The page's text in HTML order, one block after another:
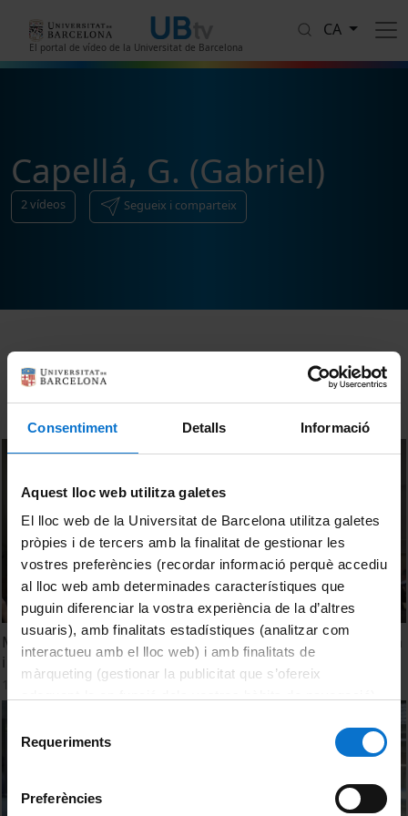
Consentiment Detalls Informació
Aquest lloc web utilitza galetes
El lloc web de la Universitat de Barcelona utilitza galetes
pròpies i de tercers amb la finalitat de gestionar les
vostres preferències (recordar informació perquè accediu
al lloc web amb determinades característiques que
puguin diferenciar la vostra experiència de la d’altres
usuaris), amb finalitats estadístiques (analitzar com
interactueu amb el lloc web) i amb finalitats de
màrqueting (gestionar la publicitat que s’ofereix
consultar laPolítica de galetes del lloc web de la
Requeriments
Preferències
El portal de vídeo de la Universitat de Barcelona
CA
Capellá, G. (Gabriel)
2vídeos Segueix i comparteix
Ordenar
Masterclass de La Marató de TV3 a la Facultat de Medicina
i Ciències de la Salut. Campus Bellvitge
17 abril, 2018